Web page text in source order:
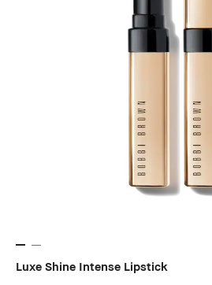
Luxe Shine Intense Lipstick